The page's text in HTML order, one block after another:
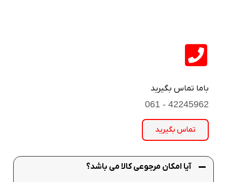
باما تماس بگیرید
42245962 - 061
تماس بگیرید
آیا امکان مرجوعی کالا می باشد؟